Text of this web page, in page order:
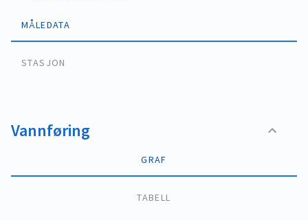
MÅLEDATA
STASJON
Vannføring
GRAF
TABELL